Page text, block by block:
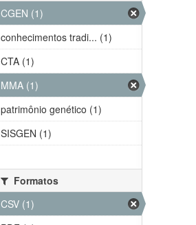
CGEN (1)
conhecimentos tradi... (1)
CTA (1)
MMA (1)
patrimônio genético (1)
SISGEN (1)
Formatos
CSV (1)